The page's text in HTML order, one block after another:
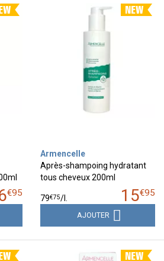
€95
Armencelle
Après-shampoing hydratant
tous cheveux 200ml
15€95
79€75/
AJOUTER